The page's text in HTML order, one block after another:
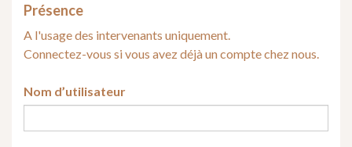
Présence
A l'usage des intervenants uniquement.
Connectez-vous si vous avez déjà un compte chez nous.
Nom d’utilisateur